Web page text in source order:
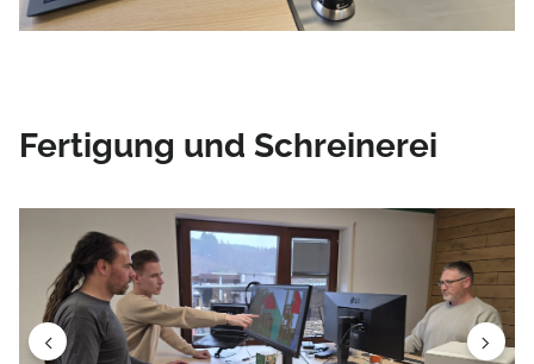
Fertigung und Schreinerei
Bildergalerie überspringen